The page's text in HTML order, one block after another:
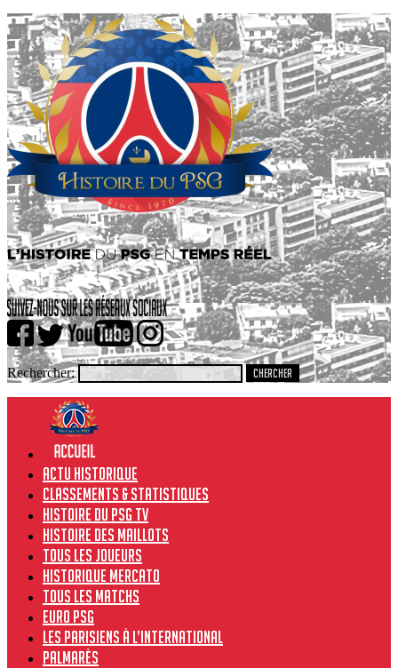
Rechercher:
Actu historique
Classements & Statistiques
Histoire du PSG TV
Histoire des maillots
Tous les joueurs
Historique Mercato
Tous les matchs
Euro PSG
Les Parisiens à l’international
Palmarès